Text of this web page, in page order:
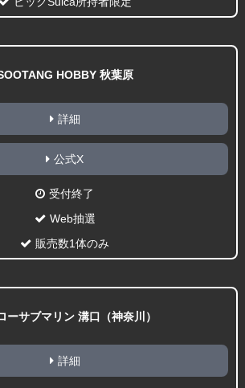
HOBBY 秋葉原
詳細
公式X
受付終了
Web抽選
販売数1体のみ
ーサブマリン 溝口（神奈川）
詳細